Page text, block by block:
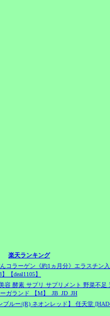
楽天ランキング
コラーゲン《約1ヵ月分》エラスチン
【deal1105】
容 酵素 サプリ サプリメント 野菜不
ガランド 【M】_JB_JD_JH
ブルー/(R) ネオンレッド】 任天堂